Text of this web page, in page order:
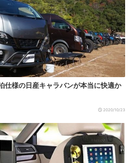
仕様の日産キャラバンが本当に快適か
2020/10/23